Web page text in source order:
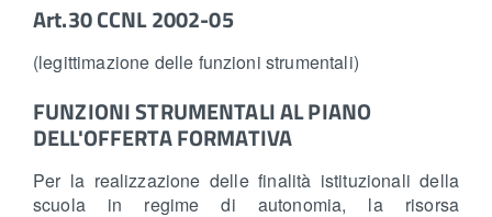
Art.30 CCNL 2002-05
(legittimazione delle funzioni strumentali)
FUNZIONI STRUMENTALI AL PIANO
DELL'OFFERTA FORMATIVA
Per la realizzazione delle finalità istituzionali della
scuola in regime di autonomia, la risorsa